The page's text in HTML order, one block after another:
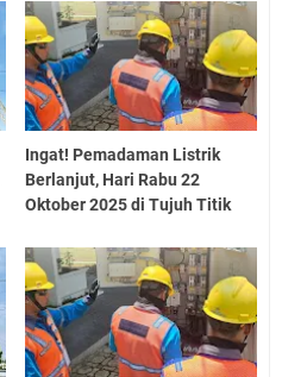
Ingat! Pemadaman Listrik
Berlanjut, Hari Rabu 22
Oktober 2025 di Tujuh Titik